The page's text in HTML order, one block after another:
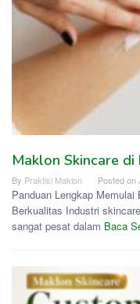
Maklon Skincare di
By Praktisi Maklon Posted on
Panduan Lengkap
Berkualitas Industri
sangat pesat dalam Baca